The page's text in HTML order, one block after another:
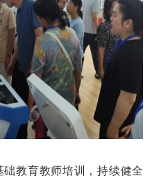
教育教师培训，持续健全